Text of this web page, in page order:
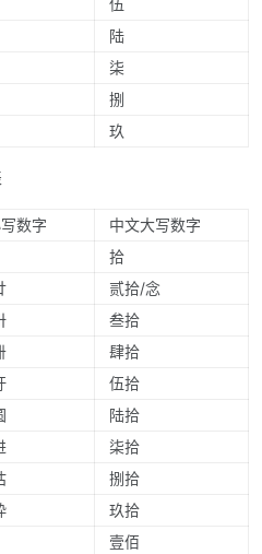
伍
陆
柒
捌
玖
数字
中文大写数字
拾
贰拾/念
叁拾
肆拾
伍拾
陆拾
柒拾
捌拾
玖拾
壹佰